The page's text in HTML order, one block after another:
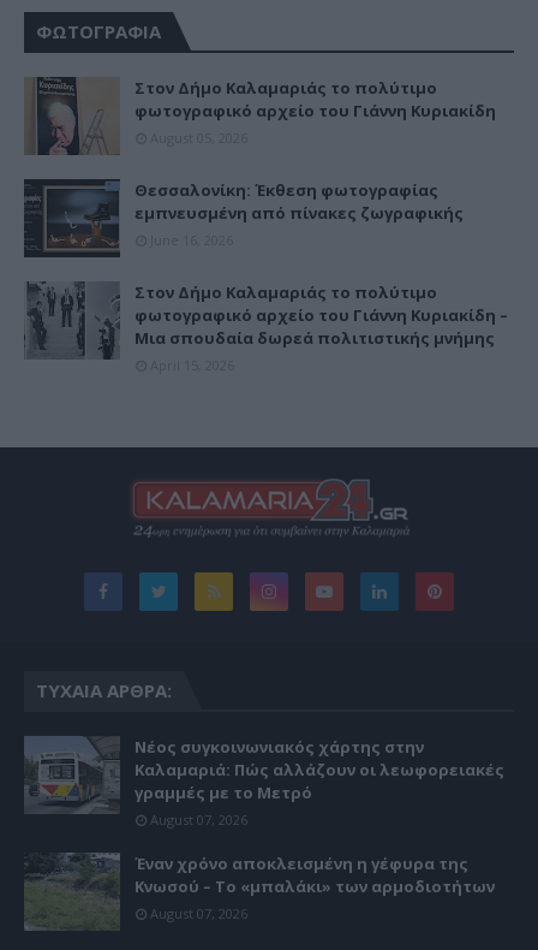
ΦΩΤΟΓΡΑΦΙΑ
Στον Δήμο Καλαμαριάς το πολύτιμο
φωτογραφικό αρχείο του Γιάννη Κυριακίδη
Θεσσαλονίκη: Έκθεση φωτογραφίας
εμπνευσμένη από πίνακες ζωγραφικής
Στον Δήμο Καλαμαριάς το πολύτιμο
φωτογραφικό αρχείο του Γιάννη Κυριακίδη –
Μια σπουδαία δωρεά πολιτιστικής μνήμης
ΤΥΧΑΊΑ ΆΡΘΡΑ:
Νέος συγκοινωνιακός χάρτης στην
Καλαμαριά: Πώς αλλάζουν οι λεωφορειακές
γραμμές με το Μετρό
August 07, 2026
Έναν χρόνο αποκλεισμένη η γέφυρα της
Κνωσού – Το «μπαλάκι» των αρμοδιοτήτων
August 07, 2026